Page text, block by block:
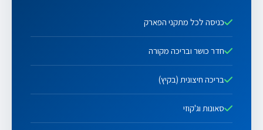
כניסה לכל מתקני הפארק
חדר כושר ובריכה מקורה
בריכה חיצונית (בקיץ)
סאונות וג'קוזי